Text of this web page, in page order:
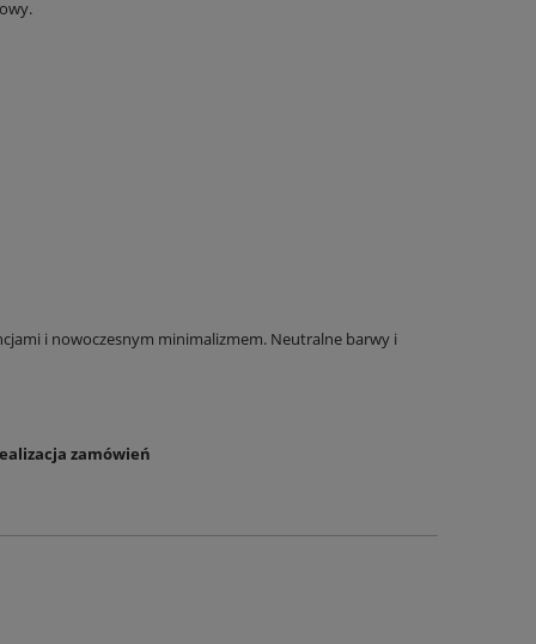
i nowoczesnym minimalizmem. Neutralne barwy i
zamówień